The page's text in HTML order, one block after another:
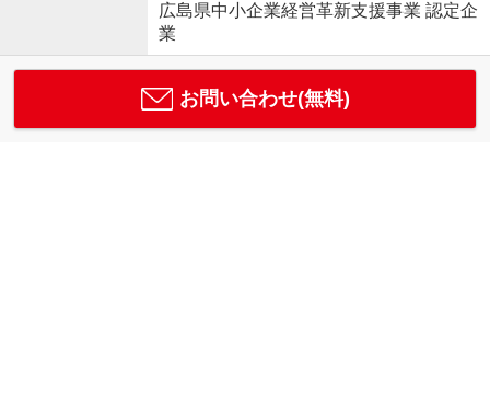
広島県中小企業経営革新支援事業 認定企
業
お問い合わせ(無料)